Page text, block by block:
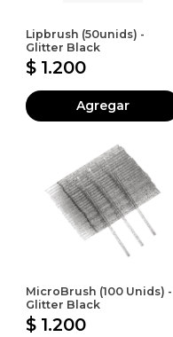
Lipbrush (50unids) -
Glitter Black
$ 1.200
Agregar
MicroBrush (100 Unids) -
Glitter Black
$ 1.200